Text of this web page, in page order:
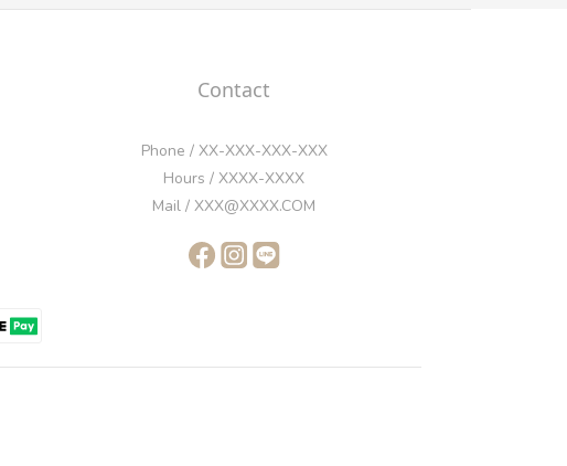
Contact
Phone / XX-XXX-XXX-XXX
Hours / XXXX-XXXX
Mail / XXX@XXXX.COM